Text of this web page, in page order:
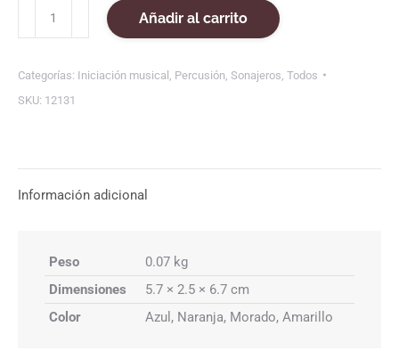
arlequín"
Añadir al carrito
Categorías: Iniciación musical Percusión Sonajeros Todos
SKU: 12131
Información adicional
Peso
0.07 kg
Dimensiones
5.7 × 2.5 × 6.7 cm
Color
Azul, Naranja, Morado, Amarillo